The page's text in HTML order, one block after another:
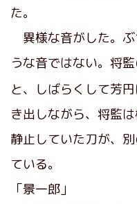
た。
異様な音がした。
うな音ではない。将
と、しばらくして芳円
き出しながら、将監
静止していた刀が、
ている。
「景一郎」